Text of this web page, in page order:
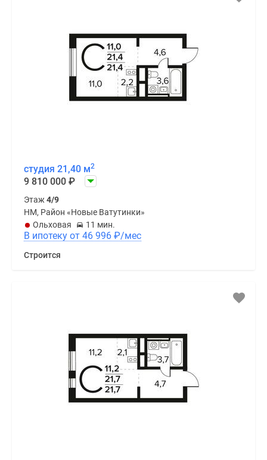
студия 21,40 м2
9 810 000 ₽
Этаж4/9
НМ, Район «Новые Ватутинки»
Ольховая
11 мин.
В ипотеку от 46 996 ₽/мес
Строится